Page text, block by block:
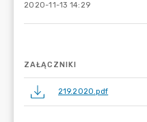
2020-11-13 14:29
ZAŁĄCZNIKI
219.2020.pdf